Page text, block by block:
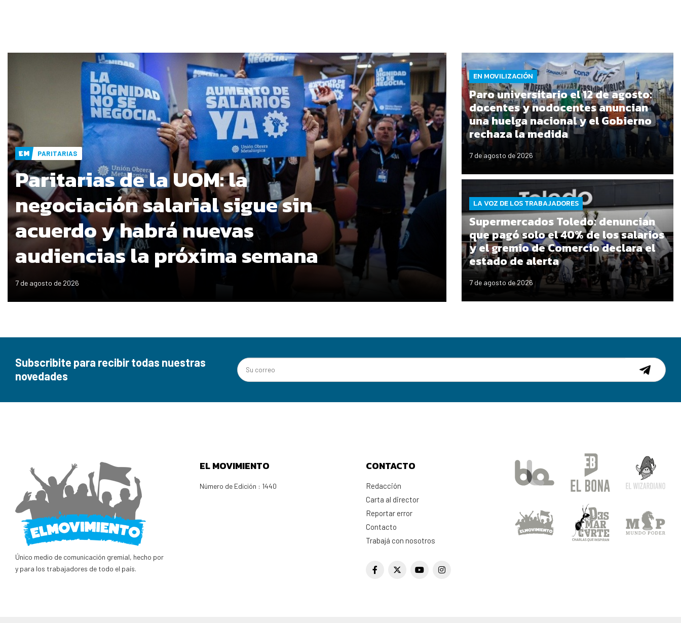
PARITARIAS
Paritarias de la UOM: la
negociación salarial sigue sin
acuerdo y habrá nuevas
audiencias la próxima semana
7 de agosto de 2026
EN MOVILIZACIÓN
Paro universitario el 12 de agosto:
docentes y nodocentes anuncian
una huelga nacional y el Gobierno
rechaza la medida
7 de agosto de 2026
LA VOZ DE LOS TRABAJADORES
Supermercados Toledo: denuncian
que pagó solo el 40% de los salarios
y el gremio de Comercio declara el
estado de alerta
7 de agosto de 2026
Subscribite para recibir todas nuestras
novedades
Único medio de comunicación gremial, hecho por
y para los trabajadores de todo el país.
EL MOVIMIENTO
Número de Edición : 1440
CONTACTO
Redacción
Carta al director
Reportar error
Contacto
Trabajá con nosotros